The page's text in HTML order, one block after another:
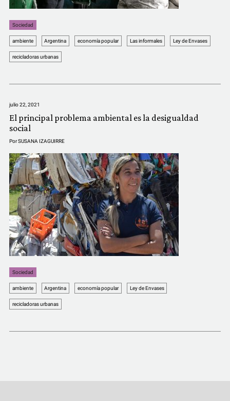
Sociedad
ambiente Argentina economía popular Las informales Ley de Envases
recicladoras urbanas
julio 22, 2021
El principal problema ambiental es la desigualdad
social
PorSUSANA IZAGUIRRE
Sociedad
ambiente Argentina economía popular Ley de Envases
recicladoras urbanas